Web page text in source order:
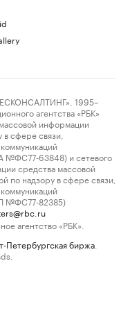
1995–
агентства «РБК»
информации
сфере связи,
№ФС77-63848) и сетевого
средства массовой
по надзору в сфере связи,
№ФС77-82385)
агентство «РБК».
Петербургская биржа